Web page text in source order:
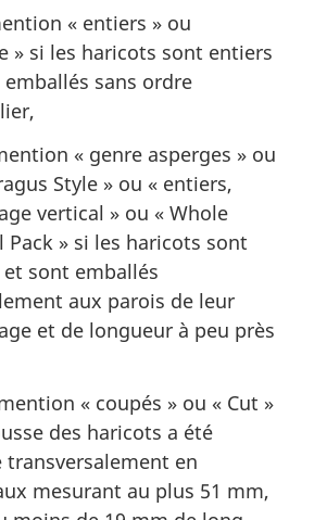
« entiers » ou
» si les haricots sont entiers
sans ordre
« genre asperges » ou
Style » ou « entiers,
vertical » ou « Whole
Pack » si les haricots sont
sont emballés
aux parois de leur
et de longueur à peu près
« coupés » ou « Cut »
des haricots a été
transversalement en
mesurant au plus 51 mm,